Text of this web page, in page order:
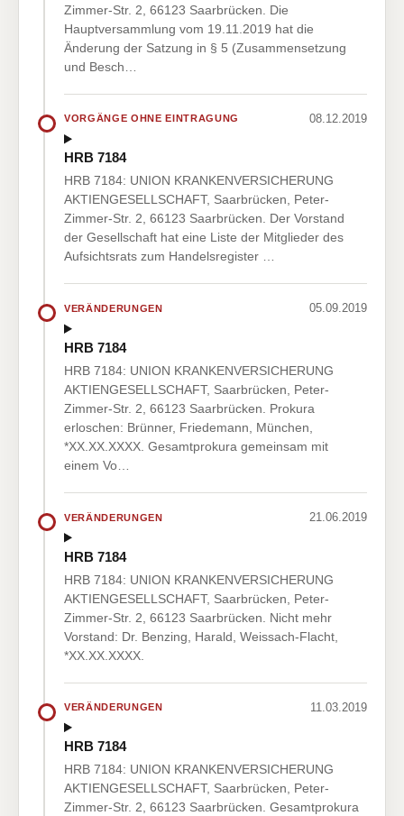
Zimmer-Str. 2, 66123 Saarbrücken. Die
Hauptversammlung vom 19.11.2019 hat die
Änderung der Satzung in § 5 (Zusammensetzung
und Besch…
VORGÄNGE OHNE EINTRAGUNG 08.12.2019
HRB 7184
HRB 7184: UNION KRANKENVERSICHERUNG
AKTIENGESELLSCHAFT, Saarbrücken, Peter-
Zimmer-Str. 2, 66123 Saarbrücken. Der Vorstand
der Gesellschaft hat eine Liste der Mitglieder des
Aufsichtsrats zum Handelsregister …
VERÄNDERUNGEN 05.09.2019
HRB 7184
HRB 7184: UNION KRANKENVERSICHERUNG
AKTIENGESELLSCHAFT, Saarbrücken, Peter-
Zimmer-Str. 2, 66123 Saarbrücken. Prokura
erloschen: Brünner, Friedemann, München,
*XX.XX.XXXX. Gesamtprokura gemeinsam mit
einem Vo…
VERÄNDERUNGEN 21.06.2019
HRB 7184
HRB 7184: UNION KRANKENVERSICHERUNG
AKTIENGESELLSCHAFT, Saarbrücken, Peter-
Zimmer-Str. 2, 66123 Saarbrücken. Nicht mehr
Vorstand: Dr. Benzing, Harald, Weissach-Flacht,
*XX.XX.XXXX.
VERÄNDERUNGEN 11.03.2019
HRB 7184
HRB 7184: UNION KRANKENVERSICHERUNG
AKTIENGESELLSCHAFT, Saarbrücken, Peter-
Zimmer-Str. 2, 66123 Saarbrücken. Gesamtprokura